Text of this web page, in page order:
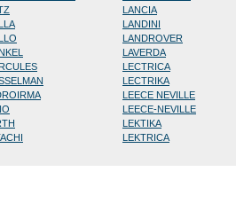
LANCIA
LANDINI
LANDROVER
LAVERDA
LECTRICA
LECTRIKA
LEECE NEVILLE
LEECE-NEVILLE
LEKTIKA
LEKTRICA